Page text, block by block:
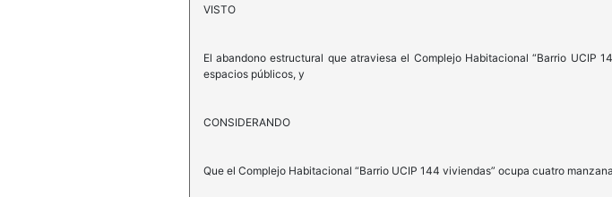
VISTO
El abandono estructural que atraviesa el Complejo Habitacional “Barrio
espacios públicos, y
CONSIDERANDO
Que el Complejo Habitacional “Barrio UCIP 144 viviendas” ocupa cuatro